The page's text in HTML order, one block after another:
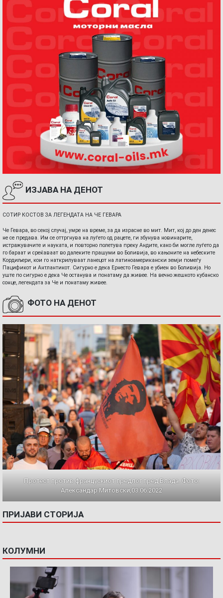
ИЗЈАВА НА ДЕНОТ
СОТИР КОСТОВ ЗА ЛЕГЕНДАТА НА ЧЕ ГЕВАРА
Че Гевара, во секој случај, умре на време, за да израсне во мит. Мит, кој до ден денес
не се предава. Им се оттргнува на луѓето од рацете, ги збунува новинарите,
истражувачите и науката, и повторно полетува преку Андите, како би могле луѓето да
го бараат и среќаваат во далеките прашуми во Боливија, во кањоните на небеските
Кордиљери, кои го наткрилуваат ланецот на латиноамерикански земји помеѓу
Пацификот и Антлантикот. Сигурно е дека Ернесто Гевара е убиен во Боливија. Но
уште по сигурно е дека Че останува и понатаму да живее. На вечно жешкото кубанско
сонце, легендата за Че и понатаму живее.
ФОТО НА ДЕНОТ
Протест против францускиот предлог пред Влада. Фото:
Александар Митовски,03.06.2022
ПРИЈАВИ СТОРИЈА
КОЛУМНИ